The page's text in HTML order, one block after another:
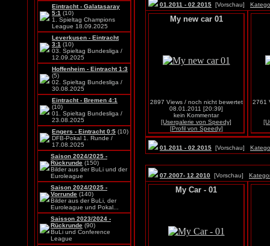
Eintracht - Galatasaray
5:1 (10)
1. Spieltag Champions
League 18.09.2025
Leverkusen - Eintracht
3:1 (10)
03. Spieltag Bundesliga /
12.09.2025
Hoffenheim - Eintracht 1:3
(5)
02. Spieltag Bundesliga /
30.08.2025
Eintracht - Bremen 4:1
(10)
01. Spieltag Bundesliga /
23.08.2025
Engers - Eintracht 0:5 (10)
DFB-Pokal 1. Runde /
17.08.2025
Saison 2024/2025 -
Rückrunde (150)
Bilder aus der BuLi und der
Euroleague
Saison 2024/2025 -
Vorrunde (140)
Bilder aus der BuLi, der
Euroleague und Pokal...
Saisson 2023/2024 -
Rückrunde (90)
BuLi und Conference
League
01.2011 - 02.2015 [Vorschau]
My new car 01
2897 Views / noch nicht bewertet
08.01.2011 [20:39]
kein Kommentar
[Usergalerie von Speedy]
[Profil von Speedy]
2761
01.2011 - 02.2015 [Vorschau]
07.2007- 12.2010 [Vorschau]
My Car - 01